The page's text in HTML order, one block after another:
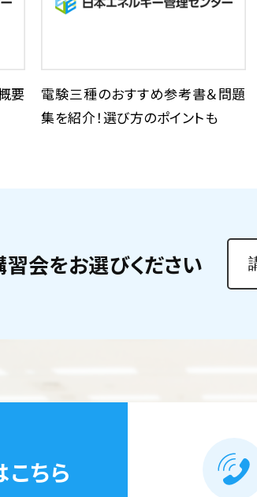
要
電験三種のおすすめ参考書＆問題
集を紹介！選び方のポイントも
会をお選びください
こちら